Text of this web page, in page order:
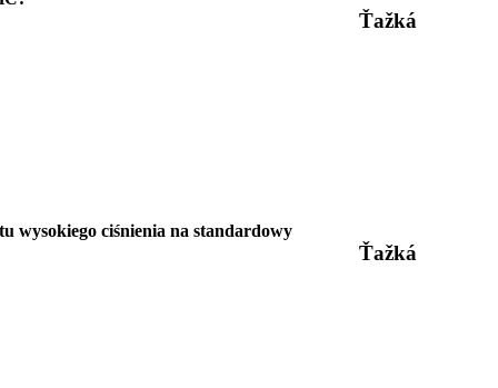
Ťažká
Ťažká
wysokiego ciśnienia na standardowy